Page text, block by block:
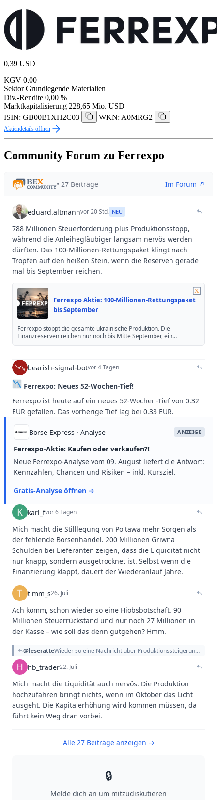
0,39 USD
KGV 0,00
Sektor Grundlegende Materialien
Div.-Rendite 0,00 %
Marktkapitalisierung 228,65 Mio. USD
ISIN: GB00B1XH2C03
WKN: A0MRG2
Aktiendetails öffnen
Community Forum zu Ferrexpo